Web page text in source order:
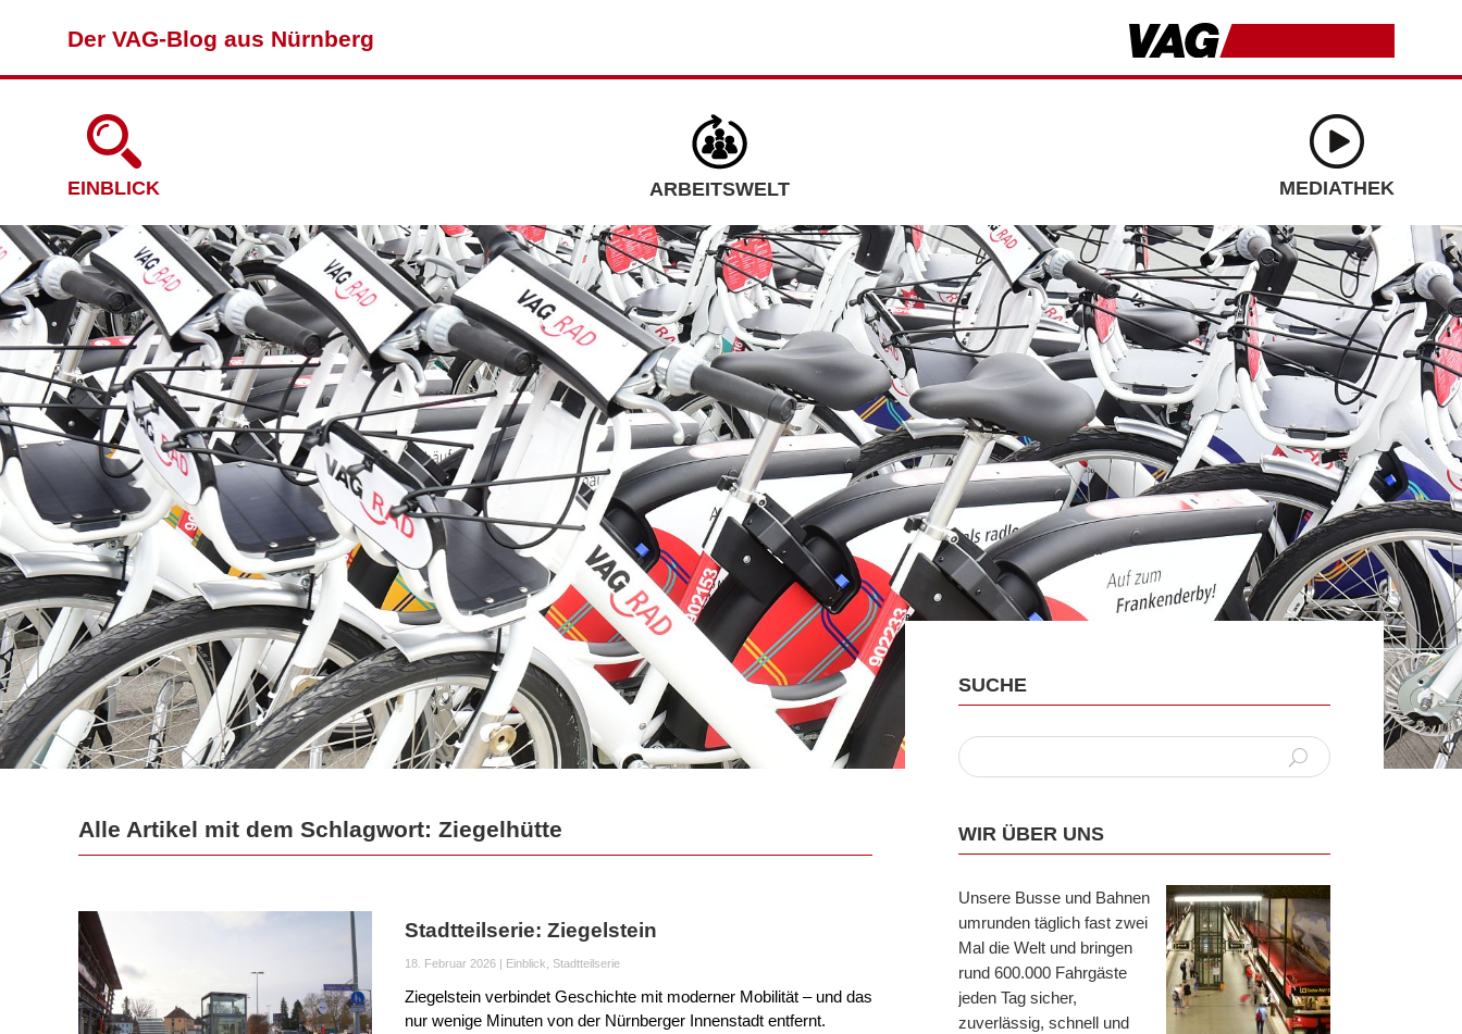
Der VAG-Blog aus Nürnberg
EINBLICK ARBEITSWELT MEDIATHEK
Alle Artikel mit dem Schlagwort: Ziegelhütte
Stadtteilserie: Ziegelstein
18. Februar 2026 | Einblick Stadtteilserie
Ziegelstein verbindet Geschichte mit moderner Mobilität – und das
nur wenige Minuten von der Nürnberger Innenstadt entfernt.
SUCHE
WIR ÜBER UNS
Unsere Busse und Bahnen
umrunden täglich fast zwei
Mal die Welt und bringen
rund 600.000 Fahrgäste
jeden Tag sicher,
zuverlässig, schnell und